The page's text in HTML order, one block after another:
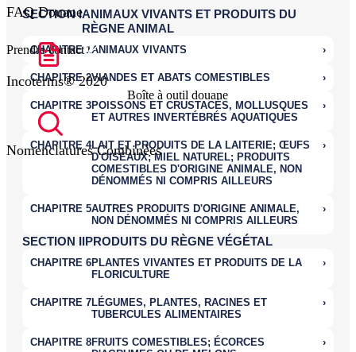
Prendre contact
Boîte à outil douane
FAQ Douane
Incoterms® 2020
Nomenclatures Combinées